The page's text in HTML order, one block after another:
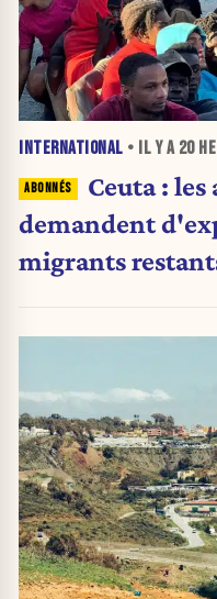
INTERNATIONAL • IL Y A 20
Ceuta :
demandent
migrants